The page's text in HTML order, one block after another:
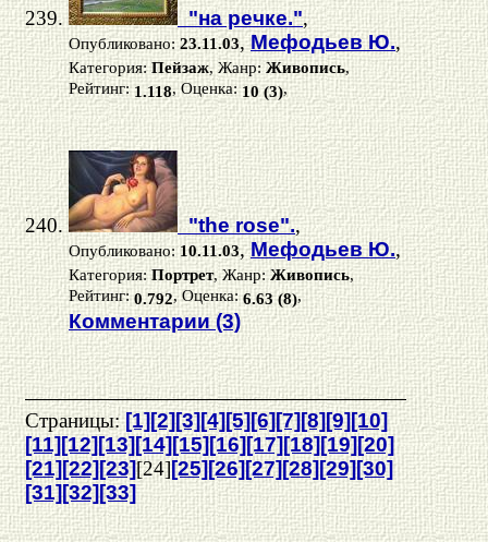
"на речке.",
Опубликовано:23.11.03,Мефодьев Ю.,
Категория:Пейзаж, Жанр: Живопись,
Рейтинг:1.118, Оценка:10 (3),
"the rose".,
Опубликовано:10.11.03,Мефодьев Ю.,
Категория:Портрет, Жанр:Живопись,
Рейтинг:0.792, Оценка:6.63 (8),
Комментарии (3)
Страницы:[1][2][3][4] [5][6][7][8][9] [10]
[11][12][13] [14] [15][16][17] [18][19][20]
[21][22][23][24][25][26][27][28][29][30]
[31][32][33]